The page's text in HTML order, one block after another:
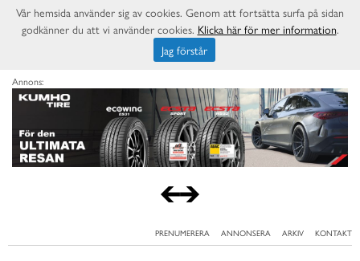
Annons:
PRENUMERERA ANNONSERA ARKIV KONTAKT
Vår hemsida använder sig av cookies. Genom att fortsätta surfa på sidan
godkänner du att vi använder cookies. Klicka här för mer information.
Jag förstår